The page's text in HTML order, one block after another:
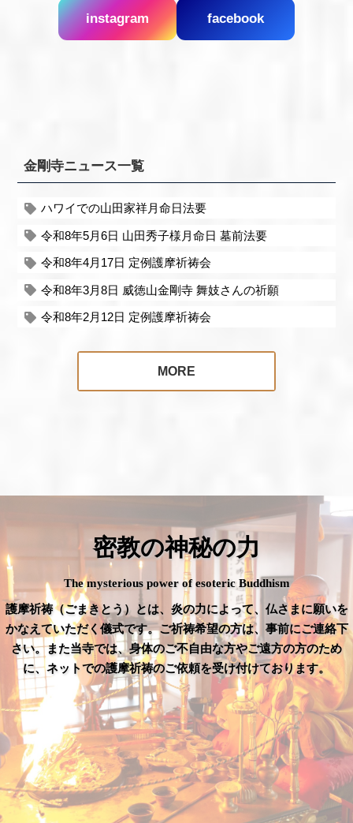
instagram facebook
金剛寺ニュース一覧
ハワイでの山田家祥月命日法要
令和8年5月6日 山田秀子様月命日 墓前法要
令和8年4月17日 定例護摩祈祷会
令和8年3月8日 威徳山金剛寺 舞妓さんの祈願
令和8年2月12日 定例護摩祈祷会
MORE
密教の神秘の力
The mysterious power of esoteric Buddhism
護摩祈祷（ごまきとう）とは、炎の力によって、仏さまに願いを
かなえていただく儀式です。ご祈祷希望の方は、事前にご連絡下
さい。また当寺では、身体のご不自由な方やご遠方の方のため
に、ネットでの護摩祈祷のご依頼を受け付けております。